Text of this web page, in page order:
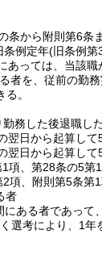
条から附則第6条
条例定年(旧条例第
っては、当該
者を、従前の勤
。
務した後退職し
翌日から起算し
翌日から起算し
項、第28条の5第
項、附則第5条第
者
ある者であって
選考により、1